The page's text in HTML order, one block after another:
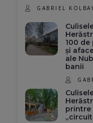
GABRIEL
100
și
ale
banii
printre